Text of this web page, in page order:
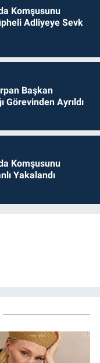
Komşusunu
Adliyeye Sevk
Başkan
Görevinden Ayrıldı
Komşusunu
Yakalandı